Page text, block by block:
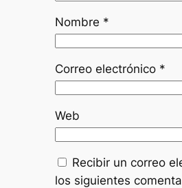
Nombre *
Correo electrónico *
Web
Recibir un correo
los siguientes